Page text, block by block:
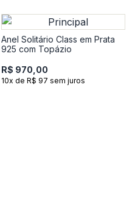
Anel Solitário Class em Prata
925 com Topázio
R$ 970,00
10x de R$ 97 sem juros